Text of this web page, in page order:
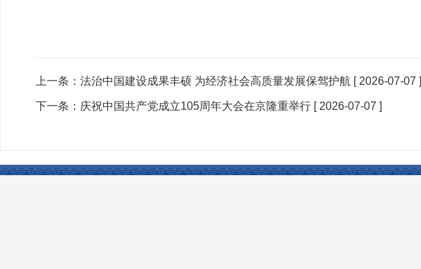
上一条： 法治中国建设成果丰硕 为经济社会高质量发展保驾护航 [ 2026-07-07 ]
下一条： 庆祝中国共产党成立105周年大会在京隆重举行 [ 2026-07-07 ]